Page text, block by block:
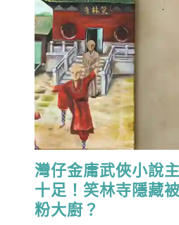
灣仔金庸武俠小說
十足！笑林寺隱藏
粉大廚？